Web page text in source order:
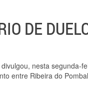
DE
nesta segunda-
entre Ribeira do